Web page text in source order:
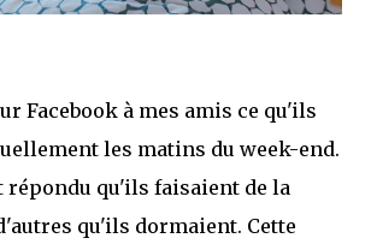
Facebook à mes amis ce qu'ils
les matins du week-end.
répondu qu'ils faisaient de la
qu'ils dormaient. Cette